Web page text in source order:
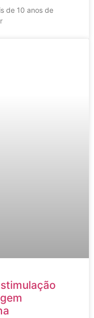
de 10 anos de